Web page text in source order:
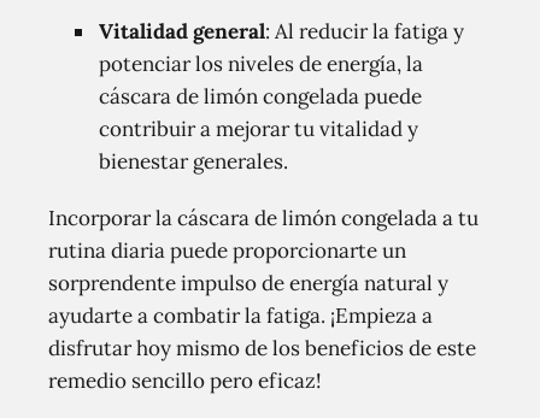
Vitalidad general: Al reducir la fatiga y
potenciar los niveles de energía, la
cáscara de limón congelada puede
contribuir a mejorar tu vitalidad y
bienestar generales.
Incorporar la cáscara de limón congelada a tu
rutina diaria puede proporcionarte un
sorprendente impulso de energía natural y
ayudarte a combatir la fatiga. ¡Empieza a
disfrutar hoy mismo de los beneficios de este
remedio sencillo pero eficaz!